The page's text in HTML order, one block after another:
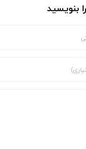
بنویسید